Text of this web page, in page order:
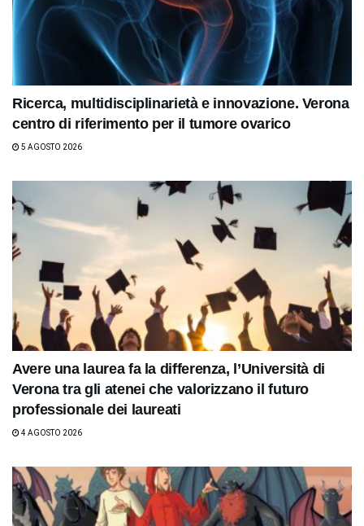
Ricerca, multidisciplinarietà e innovazione. Verona
centro di riferimento per il tumore ovarico
5 AGOSTO 2026
Avere una laurea fa la differenza, l’Università di
Verona tra gli atenei che valorizzano il futuro
professionale dei laureati
4 AGOSTO 2026